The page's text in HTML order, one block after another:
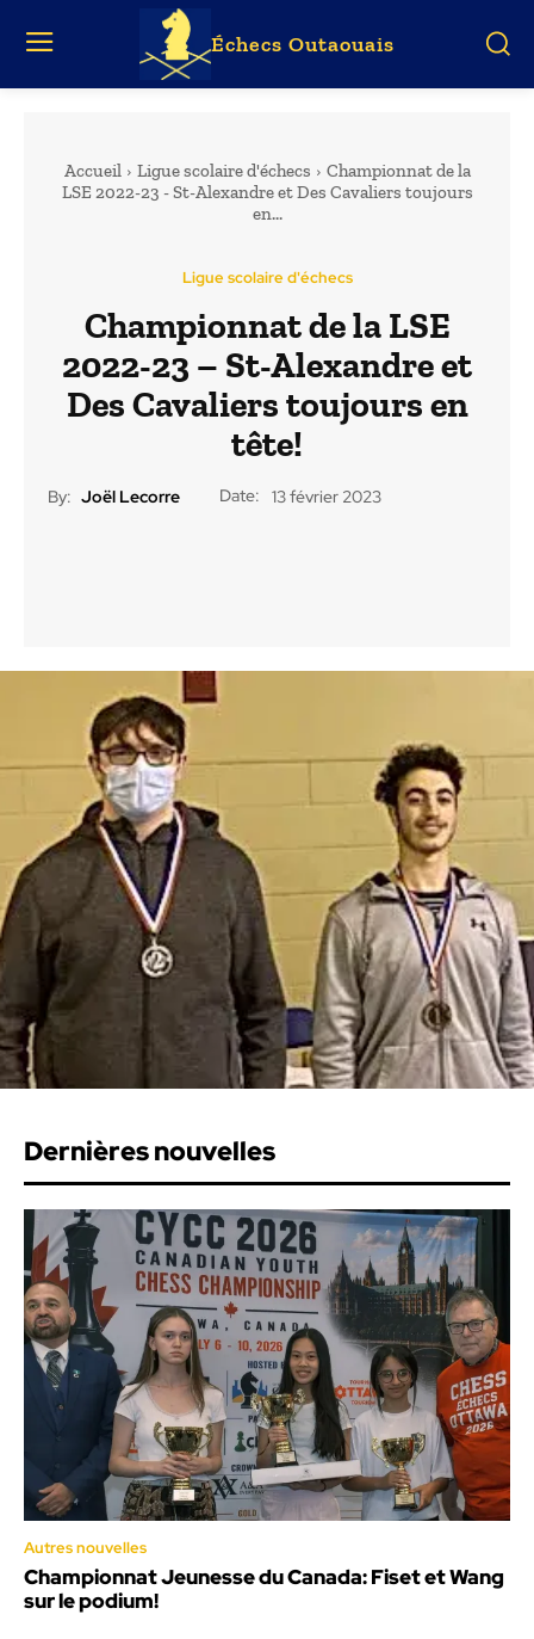
Échecs Outaouais
Accueil Ligue scolaire d'échecs
Championnat de la
LSE 2022-23 - St-Alexandre et Des Cavaliers toujours
en...
Ligue scolaire d'échecs
Championnat de la LSE
2022-23 – St-Alexandre et
Des Cavaliers toujours en
tête!
By: Joël Lecorre Date: 13 février 2023
Dernières nouvelles
Autres nouvelles
Championnat Jeunesse du Canada: Fiset et Wang
sur le podium!